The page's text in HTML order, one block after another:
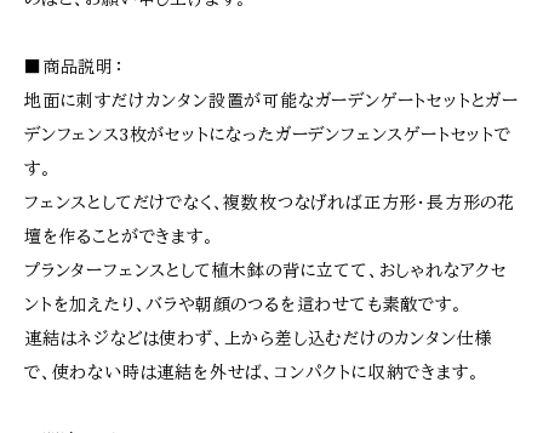
■商品説明：
地面に刺すだけカンタン設置が可能なガーデンゲートセットとガー
デンフェンス3枚がセットになったガーデンフェンスゲートセットで
す。
フェンスとしてだけでなく、複数枚つなげれば正方形・長方形の花
壇を作ることができます。
プランターフェンスとして植木鉢の背に立てて、おしゃれなアクセ
ントを加えたり、バラや朝顔のつるを這わせても素敵です。
連結はネジなどは使わず、上から差し込むだけのカンタン仕様
で、使わない時は連結を外せば、コンパクトに収納できます。